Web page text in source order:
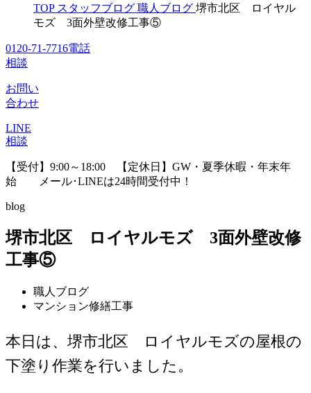
TOP スタッフブログ 職人ブログ 堺市北区 ロイヤル
モズ 3面外壁改修工事⑤
0120-71-7716電話
相談
お問い
合わせ
LINE
相談
【受付】9:00～18:00 【定休日】GW・夏季休暇・年末年
始 メール･LINEは24時間受付中！
blog
堺市北区 ロイヤルモズ 3面外壁改修
工事⑤
職人ブログ
マンション修繕工事
本日は、堺市北区 ロイヤルモズの屋根の
下塗り作業を行いました。